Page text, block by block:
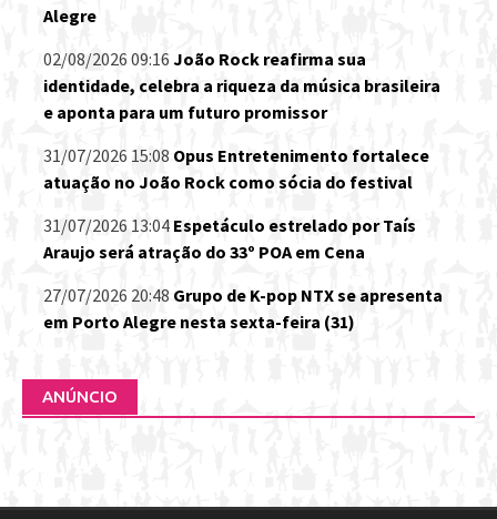
Alegre
02/08/2026 09:16 João Rock reafirma sua
identidade, celebra a riqueza da música brasileira
e aponta para um futuro promissor
31/07/2026 15:08 Opus Entretenimento fortalece
atuação no João Rock como sócia do festival
31/07/2026 13:04 Espetáculo estrelado por Taís
Araujo será atração do 33º POA em Cena
27/07/2026 20:48 Grupo de K-pop NTX se apresenta
em Porto Alegre nesta sexta-feira (31)
ANÚNCIO